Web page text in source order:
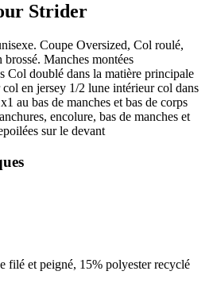
Strider
Coupe Oversized, Col roulé,
Manches montées
Col doublé dans la matière principale
en jersey 1/2 lune intérieur col dans
au bas de manches et bas de corps
encolure, bas de manches et
sur le devant
filé et peigné, 15% polyester recyclé